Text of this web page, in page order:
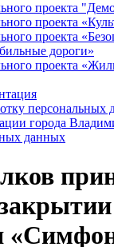
проекта
проекта
проекта
дороги»
проекта
персональных
города
данных